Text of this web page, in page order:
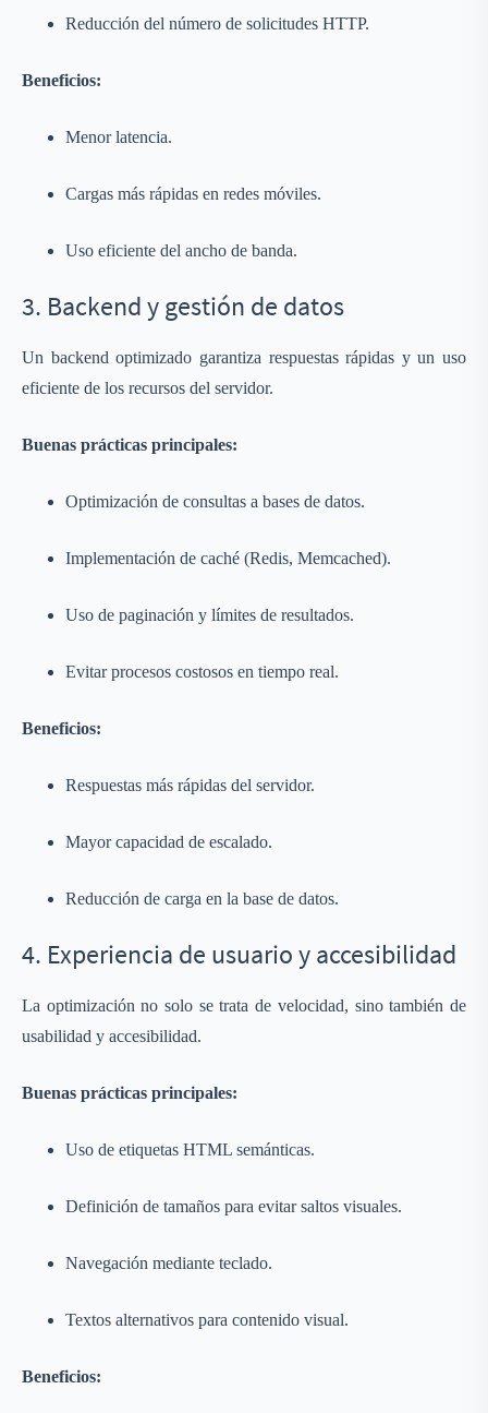
Reducción del número de solicitudes HTTP.
Beneficios:
Menor latencia.
Cargas más rápidas en redes móviles.
Uso eficiente del ancho de banda.
3. Backend y gestión de datos
Un backend optimizado garantiza respuestas rápidas y un uso
eficiente de los recursos del servidor.
Buenas prácticas principales:
Optimización de consultas a bases de datos.
Implementación de caché (Redis, Memcached).
Uso de paginación y límites de resultados.
Evitar procesos costosos en tiempo real.
Beneficios:
Respuestas más rápidas del servidor.
Mayor capacidad de escalado.
Reducción de carga en la base de datos.
4. Experiencia de usuario y accesibilidad
La optimización no solo se trata de velocidad, sino también de
usabilidad y accesibilidad.
Buenas prácticas principales:
Uso de etiquetas HTML semánticas.
Definición de tamaños para evitar saltos visuales.
Navegación mediante teclado.
Textos alternativos para contenido visual.
Beneficios: